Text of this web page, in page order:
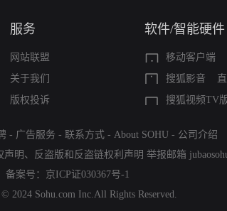
服务
网站联盟
关于我们
版权投诉
软件/智能硬件
移动客户端
搜狐影音
搜狐视频TV
- 广告服务 - 联系方式 - About SOHU - 公司介绍
声明 、 反盗版和反盗链权利声明 举报邮箱
备案号： 京ICP证030367号-1
2024 Sohu.com Inc.All Rights Reserved.